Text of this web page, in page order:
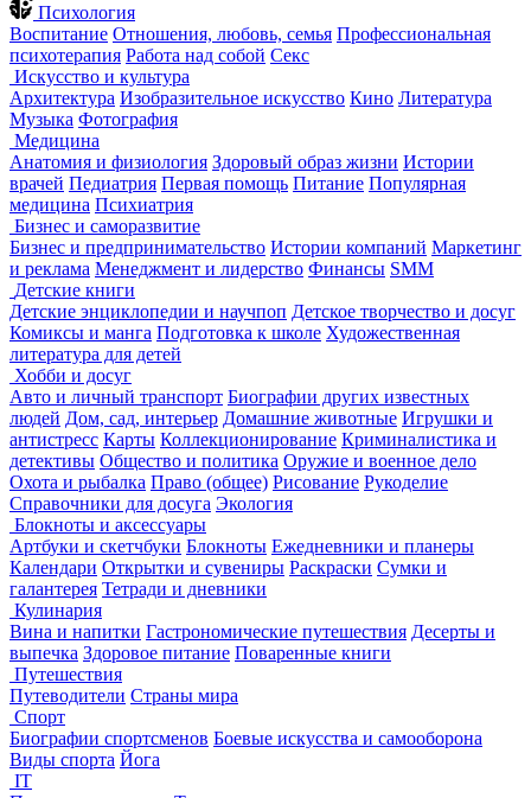
Психология
Воспитание Отношения, любовь, семья Профессиональная
психотерапия Работа над собой Секс
Искусство и культура
Архитектура Изобразительное искусство Кино Литература
Музыка Фотография
Медицина
Анатомия и физиология Здоровый образ жизни Истории
врачей Педиатрия Первая помощь Питание Популярная
медицина Психиатрия
Бизнес и саморазвитие
Бизнес и предпринимательство Истории компаний Маркетинг
и реклама Менеджмент и лидерство Финансы SMM
Детские книги
Детские энциклопедии и научпоп Детское творчество и досуг
Комиксы и манга Подготовка к школе Художественная
литература для детей
Хобби и досуг
Авто и личный транспорт Биографии других известных
людей Дом, сад, интерьер Домашние животные Игрушки и
антистресс Карты Коллекционирование Криминалистика и
детективы Общество и политика Оружие и военное дело
Охота и рыбалка Право (общее) Рисование Рукоделие
Справочники для досуга Экология
Блокноты и аксессуары
Артбуки и скетчбуки Блокноты Ежедневники и планеры
Календари Открытки и сувениры Раскраски Сумки и
галантерея Тетради и дневники
Кулинария
Вина и напитки Гастрономические путешествия Десерты и
выпечка Здоровое питание Поваренные книги
Путешествия
Путеводители Страны мира
Спорт
Биографии спортсменов Боевые искусства и самооборона
Виды спорта Йога
IT